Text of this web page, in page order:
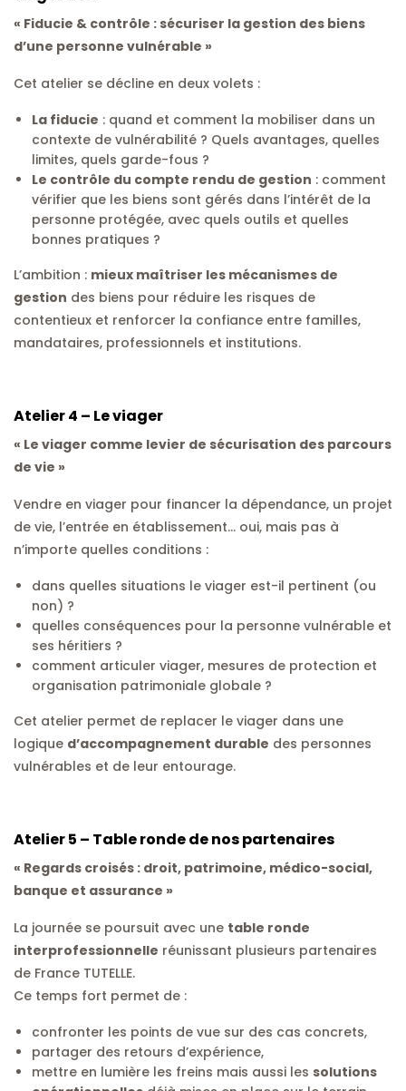
« Fiducie & contrôle : sécuriser la gestion des biens
d’une personne vulnérable »
Cet atelier se décline en deux volets :
La fiducie : quand et comment la mobiliser dans un
contexte de vulnérabilité ? Quels avantages, quelles
limites, quels garde-fous ?
Le contrôle du compte rendu de gestion : comment
vérifier que les biens sont gérés dans l’intérêt de la
personne protégée, avec quels outils et quelles
bonnes pratiques ?
L’ambition : mieux maîtriser les mécanismes de
gestion des biens pour réduire les risques de
contentieux et renforcer la confiance entre familles,
mandataires, professionnels et institutions.
Atelier 4 – Le viager
« Le viager comme levier de sécurisation des parcours
de vie »
Vendre en viager pour financer la dépendance, un projet
de vie, l’entrée en établissement… oui, mais pas à
n’importe quelles conditions :
dans quelles situations le viager est-il pertinent (ou
non) ?
quelles conséquences pour la personne vulnérable et
ses héritiers ?
comment articuler viager, mesures de protection et
organisation patrimoniale globale ?
Cet atelier permet de replacer le viager dans une
logique d’accompagnement durable des personnes
vulnérables et de leur entourage.
Atelier 5 – Table ronde de nos partenaires
« Regards croisés : droit, patrimoine, médico-social,
banque et assurance »
La journée se poursuit avec une table ronde
interprofessionnelle réunissant plusieurs partenaires
de France TUTELLE.
Ce temps fort permet de :
confronter les points de vue sur des cas concrets,
partager des retours d’expérience,
mettre en lumière les freins mais aussi les solutions